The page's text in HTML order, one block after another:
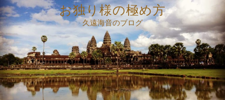
コ
ン
テ
ン
ツ
へ
ス
キ
ッ
お独り様の極め方
久遠海音のブログ